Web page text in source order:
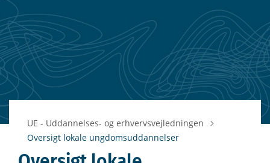
UE - Uddannelses- og erhvervsvejledningen
Oversigt lokale ungdomsuddannelser